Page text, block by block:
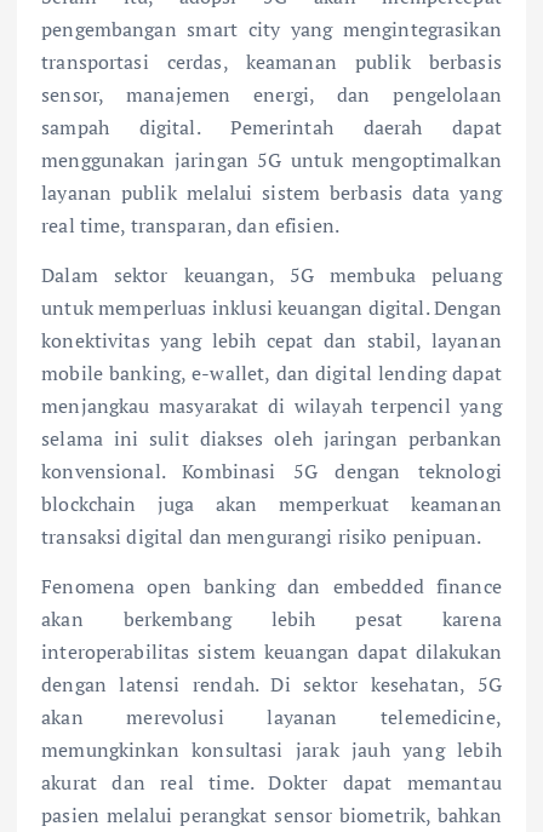
pengembangan smart city yang mengintegrasikan
transportasi cerdas, keamanan publik berbasis
sensor, manajemen energi, dan pengelolaan
sampah digital. Pemerintah daerah dapat
menggunakan jaringan 5G untuk mengoptimalkan
layanan publik melalui sistem berbasis data yang
real time, transparan, dan efisien.
Dalam sektor keuangan, 5G membuka peluang
untuk memperluas inklusi keuangan digital. Dengan
konektivitas yang lebih cepat dan stabil, layanan
mobile banking, e-wallet, dan digital lending dapat
menjangkau masyarakat di wilayah terpencil yang
selama ini sulit diakses oleh jaringan perbankan
konvensional. Kombinasi 5G dengan teknologi
blockchain juga akan memperkuat keamanan
transaksi digital dan mengurangi risiko penipuan.
Fenomena open banking dan embedded finance
akan berkembang lebih pesat karena
interoperabilitas sistem keuangan dapat dilakukan
dengan latensi rendah. Di sektor kesehatan, 5G
akan merevolusi layanan telemedicine,
memungkinkan konsultasi jarak jauh yang lebih
akurat dan real time. Dokter dapat memantau
pasien melalui perangkat sensor biometrik, bahkan